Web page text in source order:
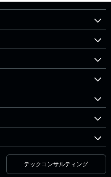
テックコンサルティング